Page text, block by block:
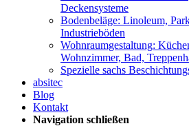
Deckensysteme
Bodenbeläge: Linoleum,
Industrieböden
Wohnraumgestaltung:
Wohnzimmer, Bad,
Spezielle sachs
absitec
Blog
Kontakt
Navigation schließen